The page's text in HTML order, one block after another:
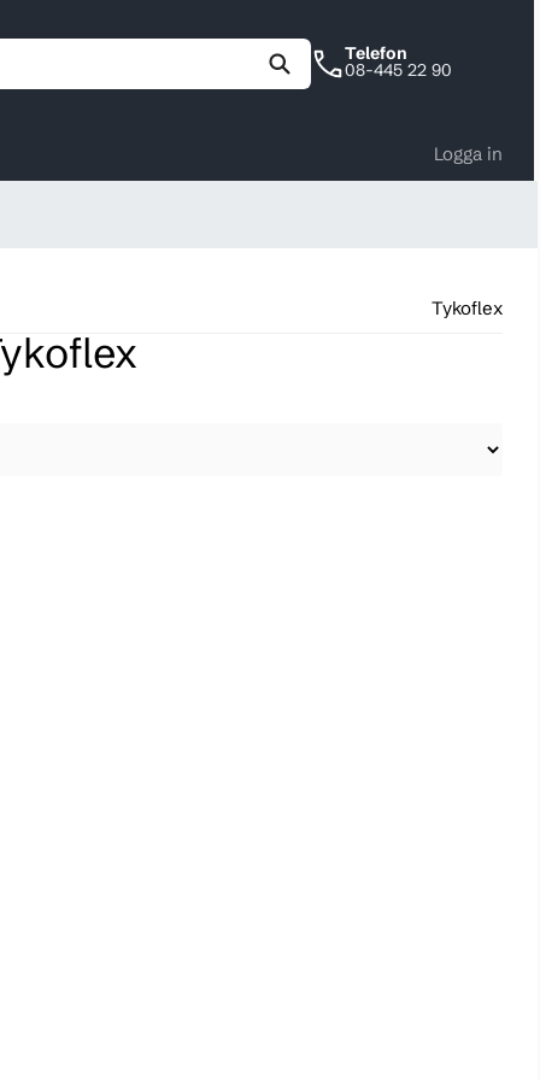
Telefon
08-445 22 90
Logga in
Tykoflex